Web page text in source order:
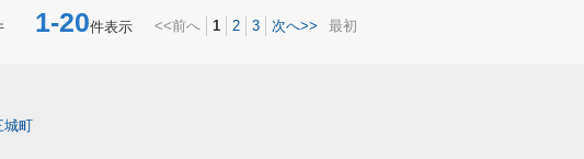
1-20件表示 <<前へ 1 2 3 次へ>> 最初
城町